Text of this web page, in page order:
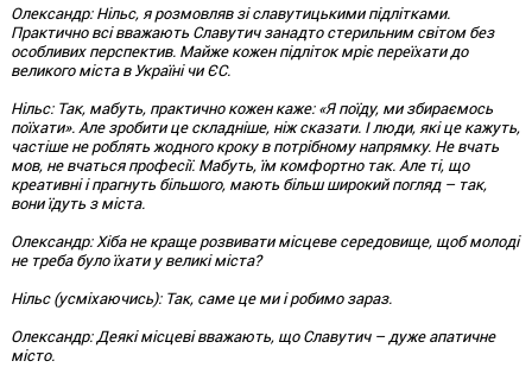
Олександр: Нільс, я розмовляв зі славутицькими підлітками.
Практично всі вважають Славутич занадто стерильним світом без
особливих перспектив. Майже кожен підліток мріє переїхати до
великого міста в Україні чи ЄС.
Нільс: Так, мабуть, практично кожен каже: «Я поїду, ми збираємось
поїхати». Але зробити це складніше, ніж сказати. І люди, які це кажуть,
частіше не роблять жодного кроку в потрібному напрямку. Не вчать
мов, не вчаться професії. Мабуть, їм комфортно так. Але ті, що
креативні і прагнуть більшого, мають більш широкий погляд – так,
вони їдуть з міста.
Олександр: Хіба не краще розвивати місцеве середовище, щоб молоді
не треба було їхати у великі міста?
Нільс(усміхаючись): Так, саме це ми і робимо зараз.
Олександр: Деякі місцеві вважають, що Славутич – дуже апатичне
місто.